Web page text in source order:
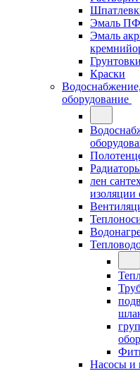
Эмаль
Эмаль
Грунтовки
Краски
оборудование
лен
изоляции
Насосы и